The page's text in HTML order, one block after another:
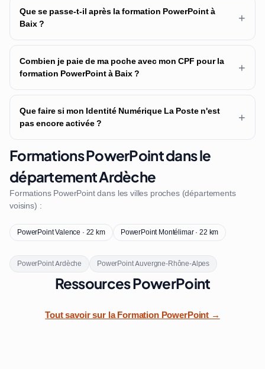
Que se passe-t-il après la formation PowerPoint à
Baix ?
+
Combien je paie de ma poche avec mon CPF pour la
formation PowerPoint à Baix ?
+
Que faire si mon Identité Numérique La Poste n'est
pas encore activée ?
+
Formations PowerPoint dans le
département Ardèche
Formations PowerPoint dans les villes proches (départements
voisins) :
PowerPoint Valence · 22 km PowerPoint Montélimar · 22 km
PowerPoint Ardèche PowerPoint Auvergne-Rhône-Alpes
Ressources PowerPoint
Tout savoir sur la Formation PowerPoint →